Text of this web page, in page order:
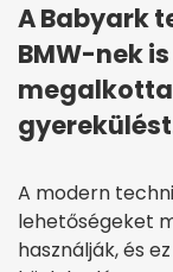
A Babyark
BMW-nek
A modern
lehetőségeket
használják, és